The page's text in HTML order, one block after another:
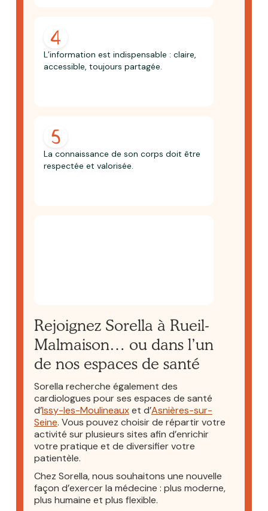
L’information est indispensable : claire,
accessible, toujours partagée.
La connaissance de son corps doit être
respectée et valorisée.
Rejoignez Sorella à Rueil-
Malmaison… ou dans l’un
de nos espaces de santé
Sorella recherche également des
cardiologues pour ses espaces de santé
d’Issy-les-Moulineauxet d’Asnières-sur-
Seine. Vous pouvez choisir de répartir votre
activité sur plusieurs sites afin d’enrichir
votre pratique et de diversifier votre
patientèle.
Chez Sorella, nous souhaitons une nouvelle
façon d’exercer la médecine : plus moderne,
plus humaine et plus flexible.